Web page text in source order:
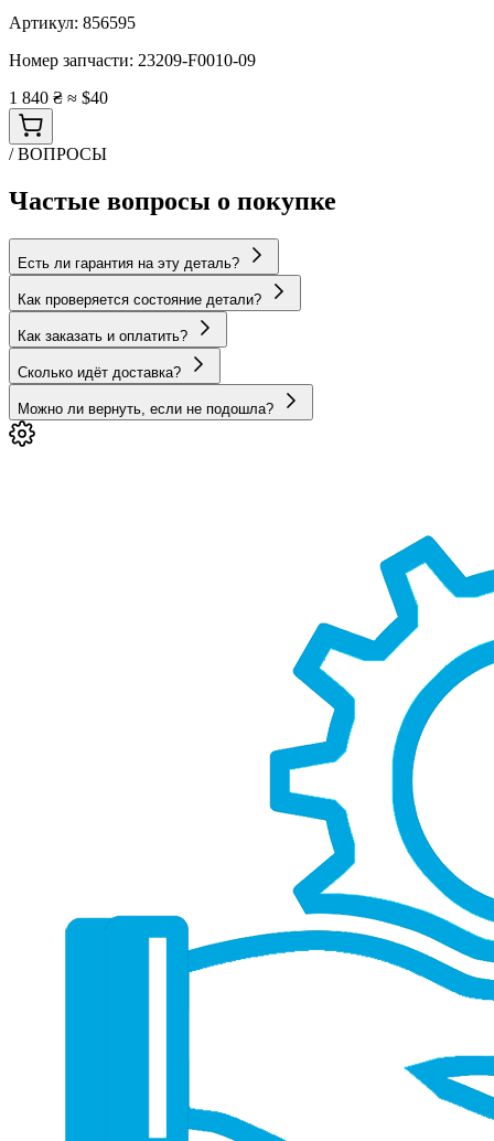
Артикул: 856595
Номер запчасти: 23209-F0010-09
1 840 ₴ ≈ $40
/ ВОПРОСЫ
Частые вопросы о покупке
Есть ли гарантия на эту деталь?
Как проверяется состояние детали?
Как заказать и оплатить?
Сколько идёт доставка?
Можно ли вернуть, если не подошла?